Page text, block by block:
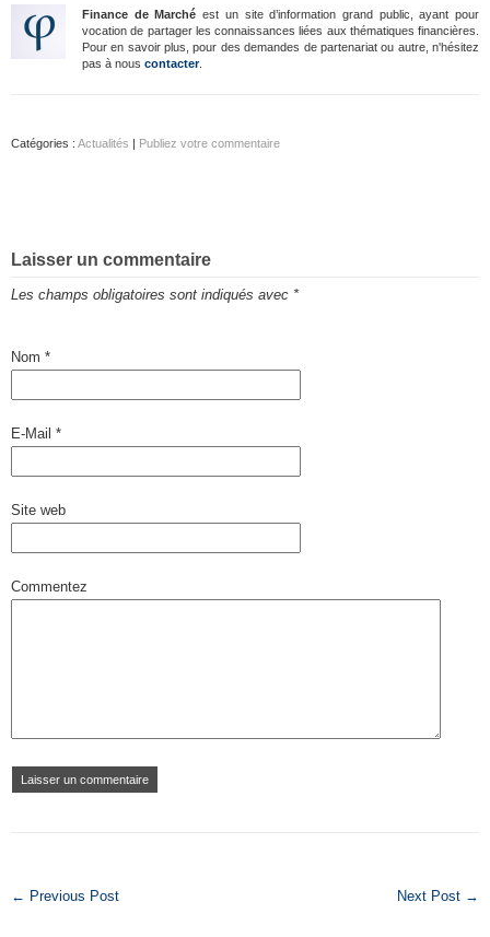
Finance de Marché est un site d’information grand public, ayant pour
vocation de partager les connaissances liées aux thématiques financières.
Pour en savoir plus, pour des demandes de partenariat ou autre, n'hésitez
pas à nous contacter.
Catégories : Actualités | Publiez votre commentaire
Laisser un commentaire
Les champs obligatoires sont indiqués avec *
Nom *
E-Mail *
Site web
Commentez
← Previous Post Next Post →